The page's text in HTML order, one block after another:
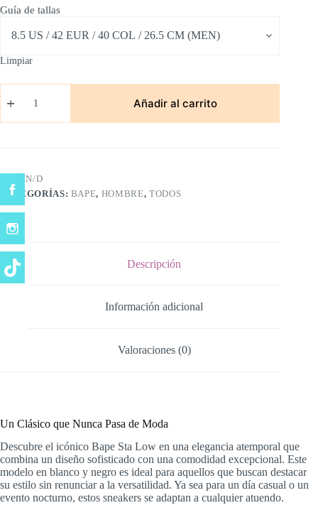
Guía de tallas
Limpiar
Sta
Blanco
Añadir al carrito
SKU:N/D
CATEGORÍAS: BAPE, HOMBRE, TODOS
Descripción
Información adicional
Valoraciones (0)
Un Clásico que Nunca Pasa de Moda
Descubre el icónico Bape Sta Low en una elegancia atemporal que
combina un diseño sofisticado con una comodidad excepcional. Este
modelo en blanco y negro es ideal para aquellos que buscan destacar
su estilo sin renunciar a la versatilidad. Ya sea para un día casual o un
evento nocturno, estos sneakers se adaptan a cualquier atuendo.